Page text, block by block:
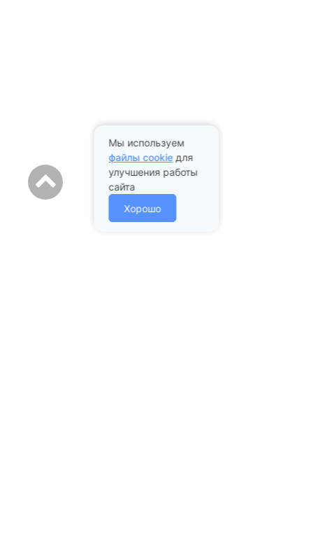
Мы используем
файлы cookieдля
улучшения работы
сайта
Хорошо